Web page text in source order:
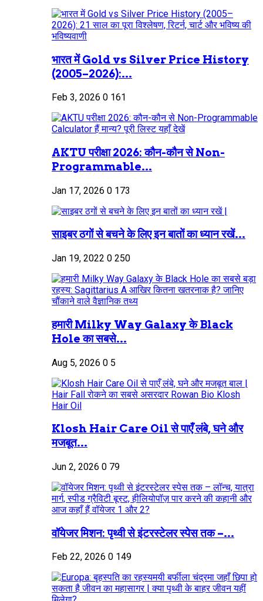
भारत में Gold vs Silver Price History
(2005–2026):...
Feb 3, 2026 0 161
AKTU परीक्षा 2026: कौन-कौन से Non-
Programmable...
Jan 17, 2026 0 173
साइबर ठगों से बचने के लिए इन बातों का ध्यान रखें...
Jan 19, 2022 0 250
हमारी Milky Way Galaxy के Black
Hole का सबसे...
Aug 5, 2026 0 5
Klosh Hair Care Oil से पाएँ लंबे, घने और
मजबूत...
Jun 2, 2026 0 79
वॉयेजर मिशन: पृथ्वी से इंटरस्टेलर स्पेस तक –...
Feb 22, 2026 0 149